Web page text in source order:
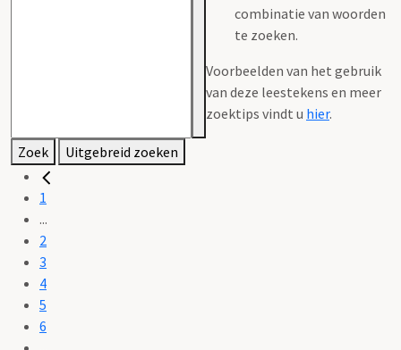
combinatie van woorden
te zoeken.
Voorbeelden van het gebruik
van deze leestekens en meer
zoektips vindt u hier.
Zoek Uitgebreid zoeken
1
...
2
3
4
5
6